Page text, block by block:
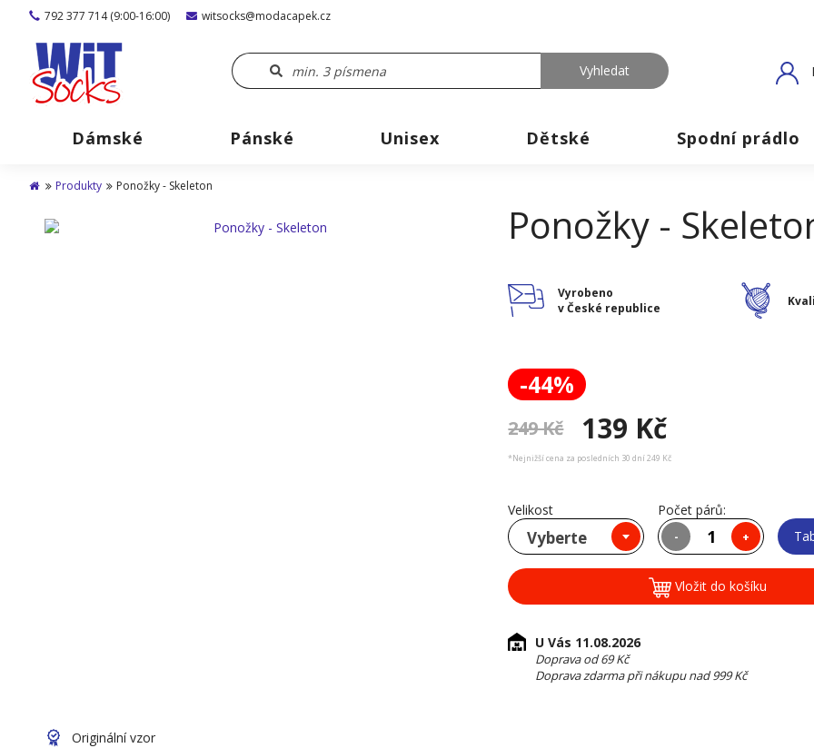
792 377 714 (9:00-16:00) witsocks@modacapek.cz
Dámské Pánské Unisex Dětské Spodní prádlo
Produkty Ponožky - Skeleton
Ponožky -
Vyrobeno
v České republice
-44%
249 Kč 139 Kč
*Nejnižší cena za posledních 30 dní 249 Kč
Velikost
Vyberte
Počet párů:
- +
Vložit do košíku
U Vás 11.08.2026
Doprava od 69 Kč
Doprava zdarma při nákupu nad 999 Kč
Originální vzor